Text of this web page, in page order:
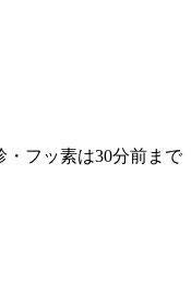
・フッ素は30分前まで